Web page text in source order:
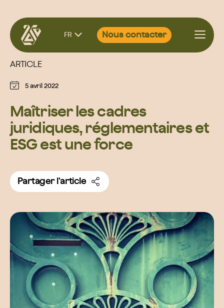
Aller
contenu
Nous contacter
FR
Maîtriser les cadres
juridiques, réglementaires et
ESG est une force
Partager l'article
ARTICLE
5 avril 2022